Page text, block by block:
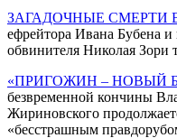
ЗАГАДОЧНЫЕ СМЕРТИ
ефрейтора Ивана Бубена и
обвинителя Николая Зори
«ПРИГОЖИН – НОВЫЙ
безвременной кончины
Жириновского
«бесстрашным